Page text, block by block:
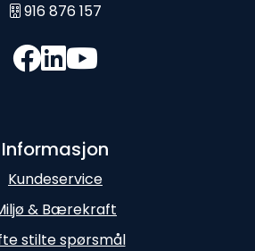
916 876 157
Informasjon
Kundeservice
& Bærekraft
stilte spørsmål